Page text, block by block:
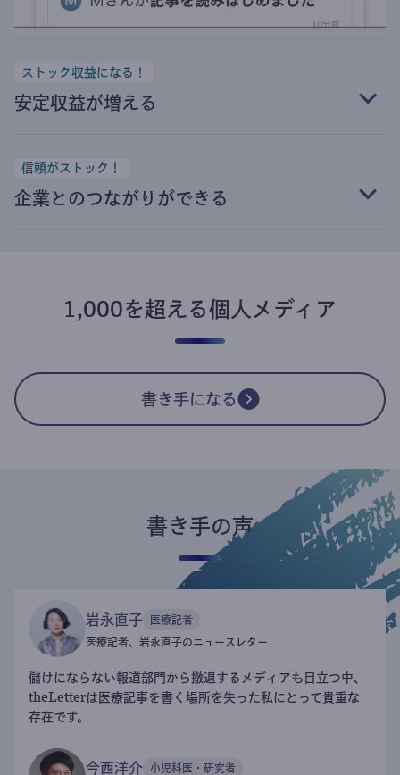
ストック収益になる！
安定収益が増える
信頼がストック！
企業とのつながりができる
1,000を超える個人メディア
書き手になる
書き手の声
岩永直子 医療記者
医療記者、岩永直子のニュースレター
儲けにならない報道部門から撤退するメディアも目立つ中、
theLetterは医療記事を書く場所を失った私にとって貴重な
存在です。
今西洋介 小児科医・研究者